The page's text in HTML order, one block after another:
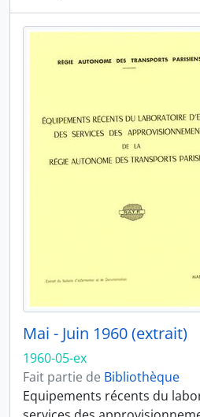
Mai - Juin 1960 (extrait)
1960-05-ex
Fait partie de Bibliothèque
Equipements récents du